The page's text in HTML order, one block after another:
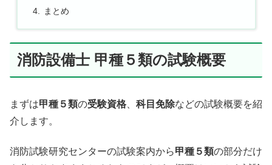
まとめ
消防設備士 甲種５類の試験概要
まずは甲種５類の受験資格 科目免除などの試験概要を紹
介します。
消防試験研究センターの試験案内から甲種５類の部分だけ